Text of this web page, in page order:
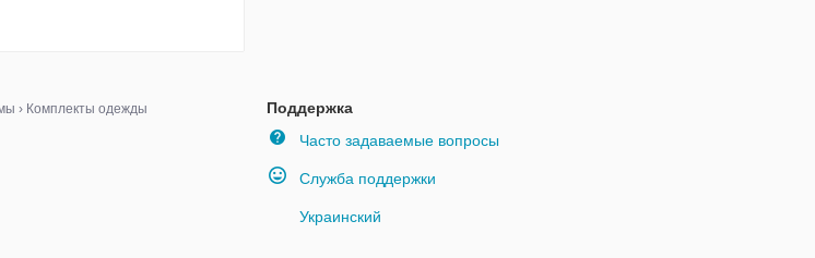
Поддержка
Часто задаваемые вопросы
Служба поддержки
Украинский
› Комплекты одежды